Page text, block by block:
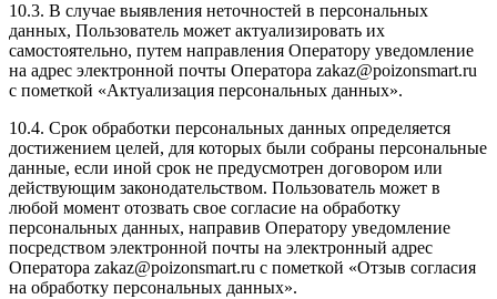
10.3. В случае выявления неточностей в персональных
данных, Пользователь может актуализировать их
самостоятельно, путем направления Оператору уведомление
на адрес электронной почты Оператора zakaz@poizonsmart.ru
с пометкой «Актуализация персональных данных».
10.4. Срок обработки персональных данных определяется
достижением целей, для которых были собраны персональные
данные, если иной срок не предусмотрен договором или
действующим законодательством. Пользователь может в
любой момент отозвать свое согласие на обработку
персональных данных, направив Оператору уведомление
посредством электронной почты на электронный адрес
Оператора zakaz@poizonsmart.ru с пометкой «Отзыв согласия
на обработку персональных данных».